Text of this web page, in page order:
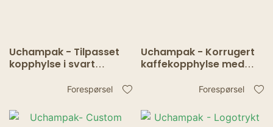
Uchampak - Tilpasset
kopphylse i svart
kopphylsterForespørsel
Uchampak - Korrugert
kaffekopphylse med
Forespørsel